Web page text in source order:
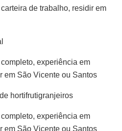
de trabalho, residir em
experiência em
em São Vicente ou Santos
hortifrutigranjeiros
experiência em
em São Vicente ou Santos